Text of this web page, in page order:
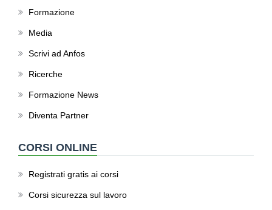
Formazione
Media
Scrivi ad Anfos
Ricerche
Formazione News
Diventa Partner
CORSI ONLINE
Registrati gratis ai corsi
Corsi sicurezza sul lavoro